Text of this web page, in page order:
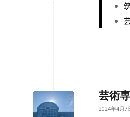
芸術
2024年4月7